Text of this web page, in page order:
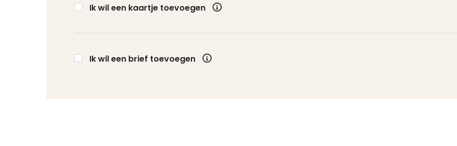
Ik wil een kaartje toevoegen
Ik wil een brief toevoegen